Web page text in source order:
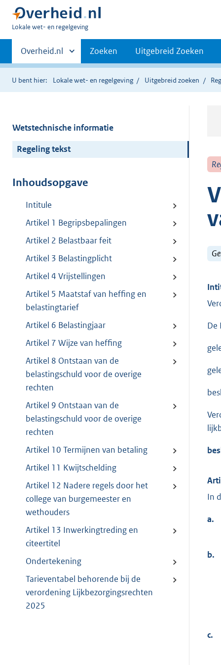
U
hier:
Lokale wet- en regelgeving
Primaire
navigatie
Andere
sites
binnen
Overheid.nl Zoeken Uitgebreid Zoeken
U bent hier: Lokale wet- en regelgeving Uitgebreid zoeken
Wetstechnische informatie
Regeling tekst
Inhoudsopgave
Intitule
Artikel 1 Begripsbepalingen
Artikel 2 Belastbaar feit
Artikel 3 Belastingplicht
Artikel 4 Vrijstellingen
Artikel 5 Maatstaf van heffing en
belastingtarief
Artikel 6 Belastingjaar
Artikel 7 Wijze van heffing
Artikel 8 Ontstaan van de
belastingschuld voor de overige
rechten
Artikel 9 Ontstaan van de
belastingschuld voor de overige
rechten
Artikel 10 Termijnen van betaling
Artikel 11 Kwijtschelding
Artikel 12 Nadere regels door het
college van burgemeester en
wethouders
Artikel 13 Inwerkingtreding en
citeertitel
Ondertekening
Tarieventabel behorende bij de
verordening Lijkbezorgingsrechten
2025
De
In
a.
b.
c.